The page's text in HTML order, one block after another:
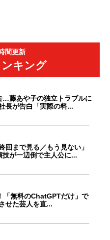
間更新
ンキング
…藤あや子の独立トラブルに
長が告白「実際の料...
回まで見る／もう見ない」
が一辺倒で主人公に...
「無料のChatGPTだけ」で
せた芸人を直...